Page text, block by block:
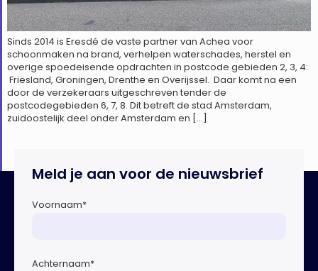
Sinds 2014 is Eresdé de vaste partner van Achea voor
schoonmaken na brand, verhelpen waterschades, herstel en
overige spoedeisende opdrachten in postcode gebieden 2, 3, 4:
Friesland, Groningen, Drenthe en Overijssel. Daar komt na een
door de verzekeraars uitgeschreven tender de
postcodegebieden 6, 7, 8. Dit betreft de stad Amsterdam,
zuidoostelijk deel onder Amsterdam en […]
Meld je aan voor de nieuwsbrief
Voornaam*
Achternaam*